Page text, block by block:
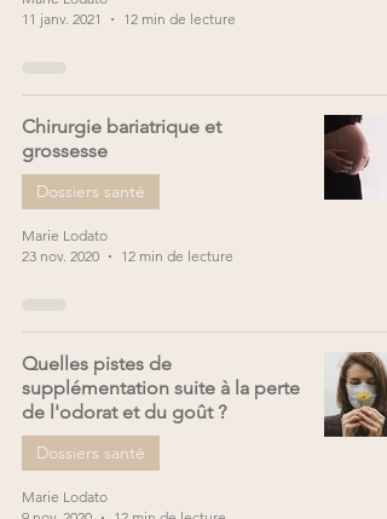
11 janv. 2021
12 min de lecture
Chirurgie bariatrique et
grossesse
Dossiers santé
Marie Lodato
23 nov. 2020
12 min de lecture
Quelles pistes de
supplémentation suite à la perte
de l'odorat et du goût ?
Dossiers santé
Marie Lodato